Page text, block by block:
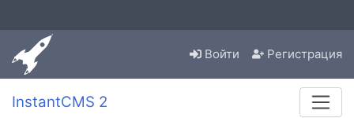
Войти Регистрация
InstantCMS 2